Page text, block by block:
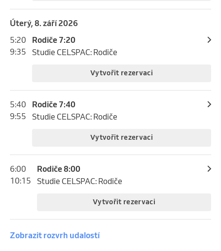
úterý, 8. září 2026
5:20
9:35
Rodiče 7:20
Studie CELSPAC: Rodiče
Vytvořit rezervaci
5:40
9:55
Rodiče 7:40
Studie CELSPAC: Rodiče
Vytvořit rezervaci
6:00
10:15
Rodiče 8:00
Studie CELSPAC: Rodiče
Vytvořit rezervaci
Zobrazit rozvrh udalostí